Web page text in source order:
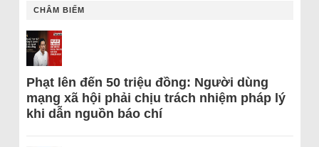
CHÂM BIẾM
Phạt lên đến 50 triệu đồng: Người dùng
mạng xã hội phải chịu trách nhiệm pháp lý
khi dẫn nguồn báo chí